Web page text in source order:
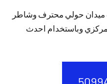
ميدان حولي محترف وشاطر
وباستخدام احدث